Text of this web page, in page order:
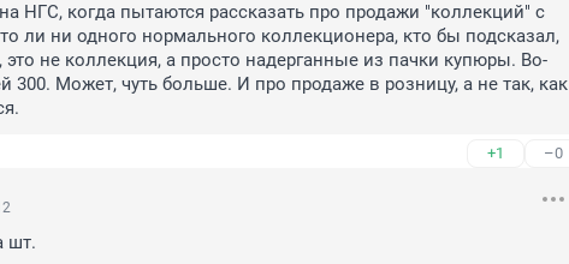
НГС, когда пытаются рассказать про продажи "коллекций" с
ли ни одного нормального коллекционера, кто бы подсказал,
не коллекция, а просто надерганные из пачки купюры. Во-
300. Может, чуть больше. И про продаже в розницу, а не так, как
+1 –0
шт.